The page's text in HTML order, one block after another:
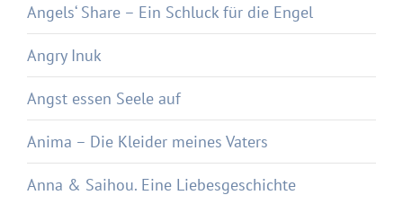
Angels‘ Share – Ein Schluck für die Engel
Angry Inuk
Angst essen Seele auf
Anima – Die Kleider meines Vaters
Anna & Saihou. Eine Liebesgeschichte